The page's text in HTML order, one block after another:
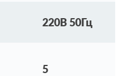
220В 50Гц
5